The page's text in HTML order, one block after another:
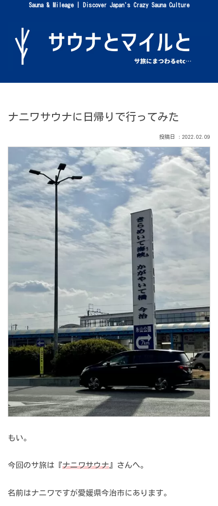
Sauna & Mileage | Discover Japan's Crazy Sauna Culture
ナニワサウナに日帰りで行ってみた
2022.02.09
もい。
今回のサ旅は『ナニワサウナ』さんへ。
名前はナニワですが愛媛県今治市にあります。